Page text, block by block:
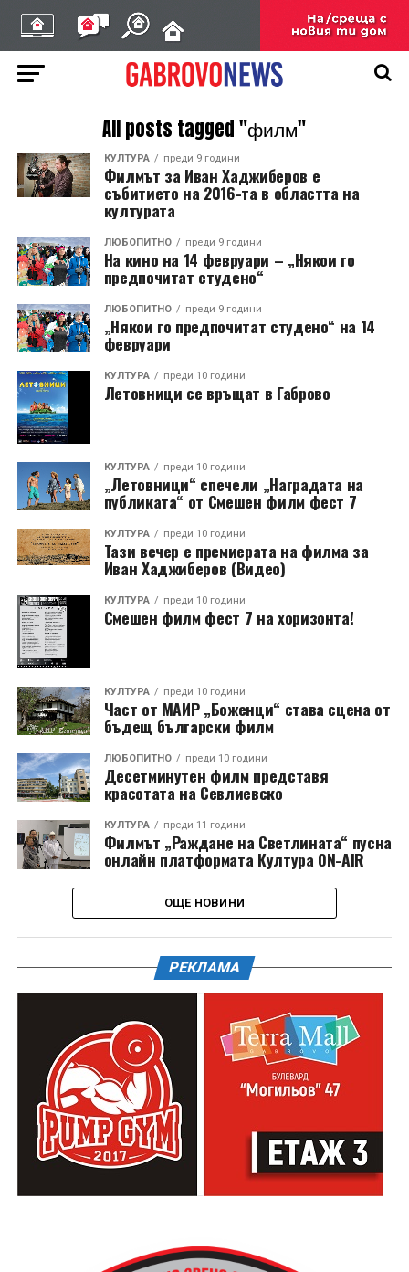
All posts tagged "филм"
КУЛТУРА преди 9 години
Филмът за Иван Хаджиберов е
събитието на 2016-та в областта на
културата
ЛЮБОПИТНО преди 9 години
На кино на 14 февруари – „Някои го
предпочитат студено“
ЛЮБОПИТНО преди 9 години
„Някои го предпочитат студено“ на 14
февруари
КУЛТУРА преди 10 години
Летовници се връщат в Габрово
КУЛТУРА преди 10 години
„Летовници“ спечели „Наградата на
публиката“ от Смешен филм фест 7
КУЛТУРА преди 10 години
Тази вечер е премиерата на филма за
Иван Хаджиберов (Видео)
КУЛТУРА преди 10 години
Смешен филм фест 7 на хоризонта!
КУЛТУРА преди 10 години
Част от МАИР „Боженци“ става сцена от
бъдещ български филм
ЛЮБОПИТНО преди 10 години
Десетминутен филм представя
красотата на Севлиевско
КУЛТУРА преди 11 години
Филмът „Раждане на Светлината“ пусна
онлайн платформата Култура ON-AIR
ОЩЕ НОВИНИ
РЕКЛАМА